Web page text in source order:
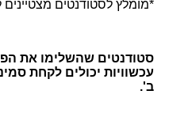
*מומלץ לסטודנטים
סטודנטים שהשלימו את
עכשוויות יכולים לקחת
ב'.